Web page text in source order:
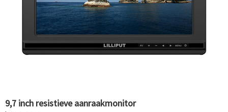
9,7 inch resistieve aanraakmonitor